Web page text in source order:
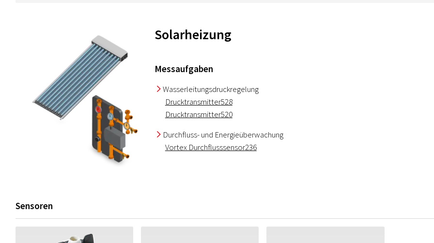
Solarheizung
Messaufgaben
IWasserleitungsdruckregelung
Drucktransmitter528
Drucktransmitter520
I Durchfluss- und Energieüberwachung
Vortex Durchflusssensor236
Sensoren